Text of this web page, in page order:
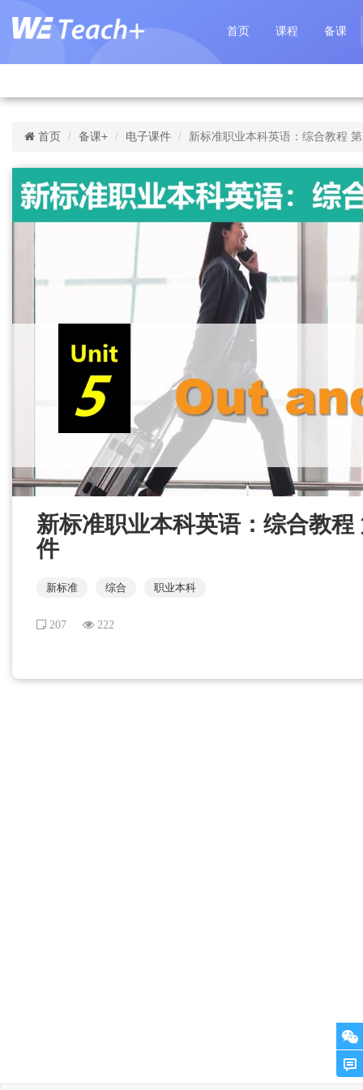
首页 课程 备课
首页 备课+ 电子课件 新标准职业本科英语：综合教程
新标准职业本科英语：综合教
件
新标准 综合 职业本科
207 222